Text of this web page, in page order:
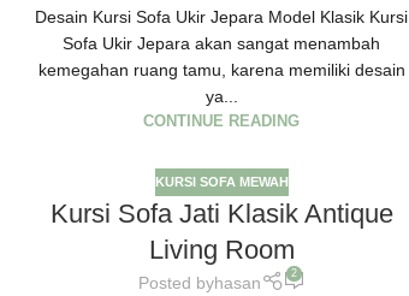
Desain Kursi Sofa Ukir Jepara Model Klasik Kursi
Sofa Ukir Jepara akan sangat menambah
kemegahan ruang tamu, karena memiliki desain
ya...
CONTINUE READING
KURSI SOFA MEWAH
Kursi Sofa Jati Klasik Antique
Living Room
Posted byhasan 2